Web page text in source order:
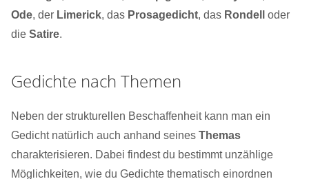
Ode, der Limerick, das Prosagedicht, das Rondell
oder
die Satire.
Gedichte nach Themen
Neben der strukturellen Beschaffenheit kann man ein
Gedicht natürlich auch anhand seines Themas
charakterisieren. Dabei findest du bestimmt unzählige
Möglichkeiten, wie du Gedichte thematisch einordnen